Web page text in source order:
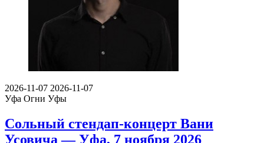
2026-11-07 2026-11-07
Уфа Огни Уфы
Сольный стендап-концерт Вани
Усовича — Уфа, 7 ноября 2026